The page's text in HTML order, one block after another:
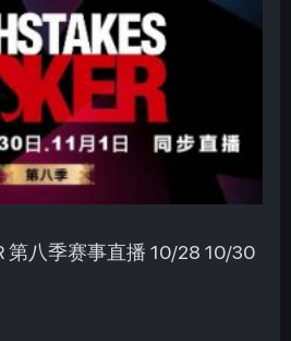
第八季赛事直播 10/28 10/30